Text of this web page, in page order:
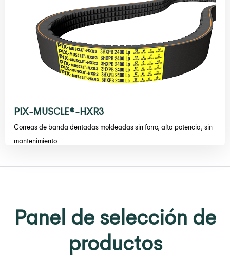
PIX-MUSCLE®-HXR3
Correas de banda dentadas moldeadas sin forro, alta potencia, sin
mantenimiento
Panel de selección de
productos